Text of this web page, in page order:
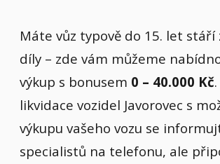
Máte vůz typově do 15. let stáří
díly – zde vám můžeme
výkup s bonusem 0 – 40.000 Kč
likvidace vozidel Javorovec s
výkupu vašeho vozu se
specialistů na telefonu, ale